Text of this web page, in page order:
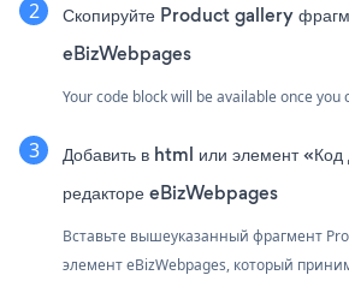
Скопируйте Product gallery
eBizWebpages
Your code block will be available once you
Добавить в html или элемент «Код
редакторе eBizWebpages
Вставьте вышеуказанный фрагмент
элемент eBizWebpages, который